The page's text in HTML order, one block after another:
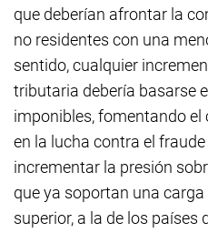
que deberían afrontar la
no residentes con una
sentido, cualquier
tributaria debería basarse
imponibles, fomentando
en la lucha contra el
incrementar la presión
que ya soportan una
superior, a la de los países